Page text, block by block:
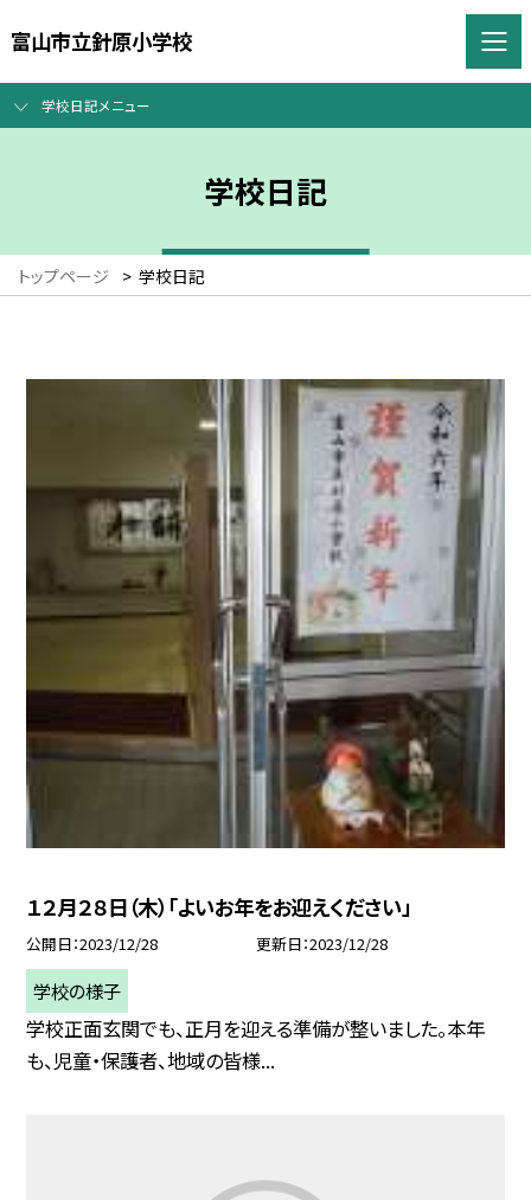
富山市立針原小学校
学校日記メニュー
学校日記
トップページ > 学校日記
１２月２８日（木）「よいお年をお迎えください」
公開日 2023/12/28 更新日 2023/12/28
学校の様子
学校正面玄関でも、正月を迎える準備が整いました。本年
も、児童・保護者、地域の皆様...